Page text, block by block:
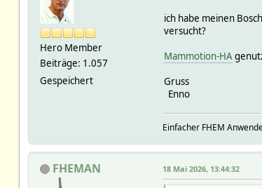
Hero Member
Beiträge: 1.057
Gespeichert
ich habe meinen
versucht?
Mammotion-HA
Gruss
Enno
Einfacher FHEM
FHEMAN 18 Mai 2026, 13:44:32